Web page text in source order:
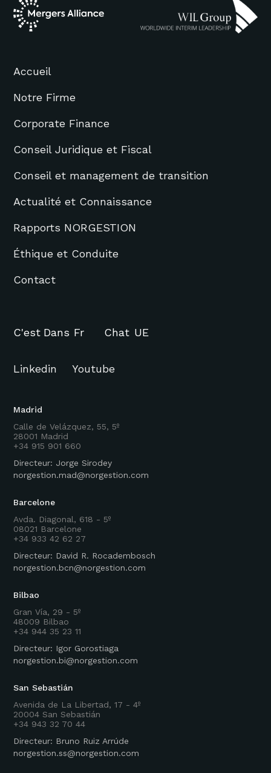
Accueil
Notre Firme
Corporate Finance
Conseil Juridique et Fiscal
Conseil et management de transition
Actualité et Connaissance
Rapports NORGESTION
Éthique et Conduite
Contact
Madrid
Calle de Velázquez, 55, 5º
28001 Madrid
+34 915 901 660
Directeur: Jorge Sirodey
norgestion.mad@norgestion.com
Barcelone
Avda. Diagonal, 618 - 5º
08021 Barcelone
+34 933 42 62 27
Directeur: David R. Rocadembosch
norgestion.bcn@norgestion.com
Bilbao
Gran Vía, 29 - 5º
48009 Bilbao
+34 944 35 23 11
Directeur: Igor Gorostiaga
norgestion.bi@norgestion.com
San Sebastián
Avenida de La Libertad, 17 - 4º
20004 San Sebastián
+34 943 32 70 44
Directeur: Bruno Ruiz Arrúde
norgestion.ss@norgestion.com
C'est Dans Fr Chat UE
Linkedin Youtube